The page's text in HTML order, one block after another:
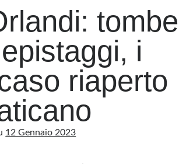
tombe
i
riaperto
12 Gennaio 2023